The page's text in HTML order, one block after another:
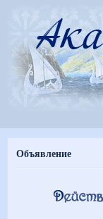
Объявление